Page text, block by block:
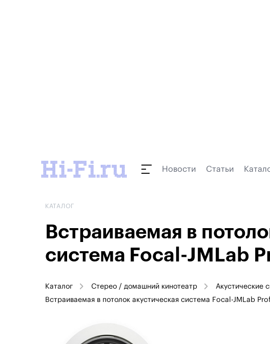
Новости Статьи
КАТАЛОГ
Встраиваемая в
система Focal-JMLab
Каталог Стерео / домашний кинотеатр
Акустические
Встраиваемая в потолок акустическая система Focal-JMLab